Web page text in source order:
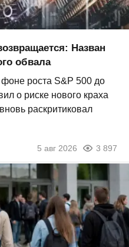
Назван
обвала
роста S&P 500 до
о риске нового краха
раскритиковал
5 авг 2026 3 897